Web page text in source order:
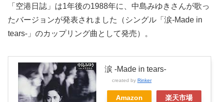
「空港日誌」は1年後の1988年に、中島みゆきさんが歌っ
たバージョンが発表されました（シングル「涙-Made in
tears-」のカップリング曲として発売）。
涙 -Made in tears-
created by Rinker
Amazon 楽天市場